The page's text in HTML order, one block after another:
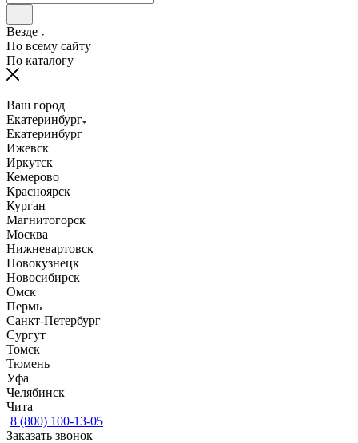
Везде
По всему сайту
По каталогу
Ваш город
Екатеринбург
Екатеринбург
Ижевск
Иркутск
Кемерово
Красноярск
Курган
Магнитогорск
Москва
Нижневартовск
Новокузнецк
Новосибирск
Омск
Пермь
Санкт-Петербург
Сургут
Томск
Тюмень
Уфа
Челябинск
Чита
8 (800) 100-13-05
Заказать звонок